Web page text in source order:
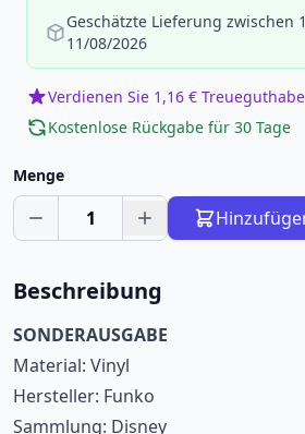
Geschätzte Lieferung zwischen
11/08/2026
Verdienen Sie 1,16 €
Kostenlose Rückgabe für 30 Tage
Menge
1
Beschreibung
SONDERAUSGABE
Material: Vinyl
Hersteller: Funko
Sammlung: Disney